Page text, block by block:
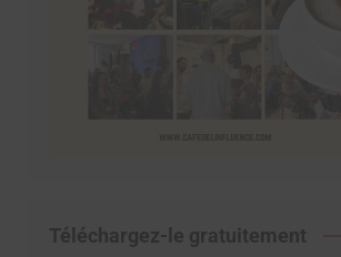
Téléchargez-le gratuitement